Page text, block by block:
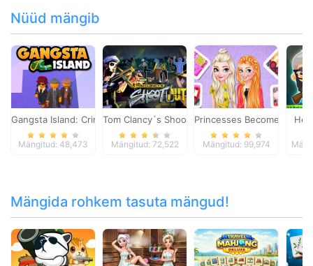
Nüüd mängib
Gangsta Island: Crime City
Mängitud: 48,473
Tom Clancy`s Shootout
Mängitud: 72,522
Princesses Become
Mängitud: 99,974
Mängida rohkem tasuta mängud!